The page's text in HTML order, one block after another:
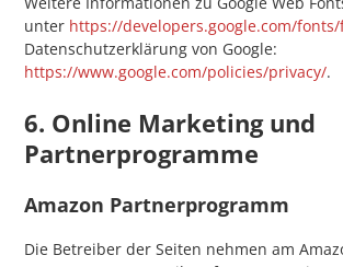
unter https://developers.google.com/
Datenschutzerklärung von Google:
https://www.google.com/policies/privacy/.
6. Online Marketing und
Partnerprogramme
Amazon Partnerprogramm
Die Betreiber der Seiten nehmen am